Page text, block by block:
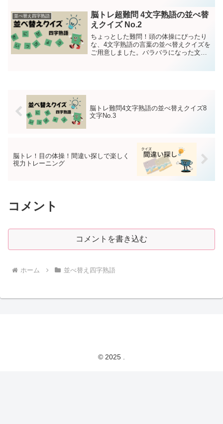
ょ ヒント：物事の自体や情勢が
急に変化して解決に向かう...
並べ替え四字熟語
脳トレ超難問 4文字熟語の並べ替
えクイズ No.2
ちょっとした難問！頭の体操にぴったり
な、4文字熟語の言葉の並べ替えクイズを
ご用意しました。バラバラになった文字
脳トレ難問4文字熟語の並べ替えクイズ8
文字No.3
脳トレ！目の体操！間違い探しで楽しく
視力トレーニング
コメント
コメントを書き込む
ホーム 並べ替え四字熟語
© 2025 .